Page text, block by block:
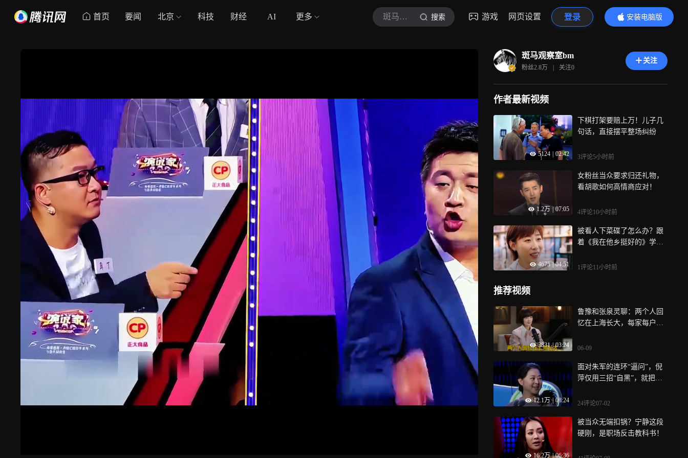
首页 要闻 北京 科技 财经 AI 更多 斑马观察室bm 搜索 游戏 网页设置 登录
安装电脑版
内容更精彩
斑马观察室bm
粉丝2.8万 | 关注0
关注
作者最新视频
5124 02:42
下棋打架要赔上万！儿子几
句话，直接摆平整场纠纷
3评论5小时前
1.2万 07:05
女粉丝当众要求归还礼物，
看胡歌如何高情商应对！
4评论10小时前
4675 04:51
被看人下菜碟了怎么办？跟
着《我在他乡挺好的》学习
1评论11小时前
推荐视频
3831 | 03:24
鲁豫和张泉灵聊：两个人回
忆在上海长大，每家每户都
06-09
12.1万 | 08:24
面对朱军的连环“逼问”，倪
萍仅用三招“自黑”，就把危
24评论07-02
16.2万 | 06:36
被当众无端扣锅？宁静这段
硬刚，是职场反击教科书！